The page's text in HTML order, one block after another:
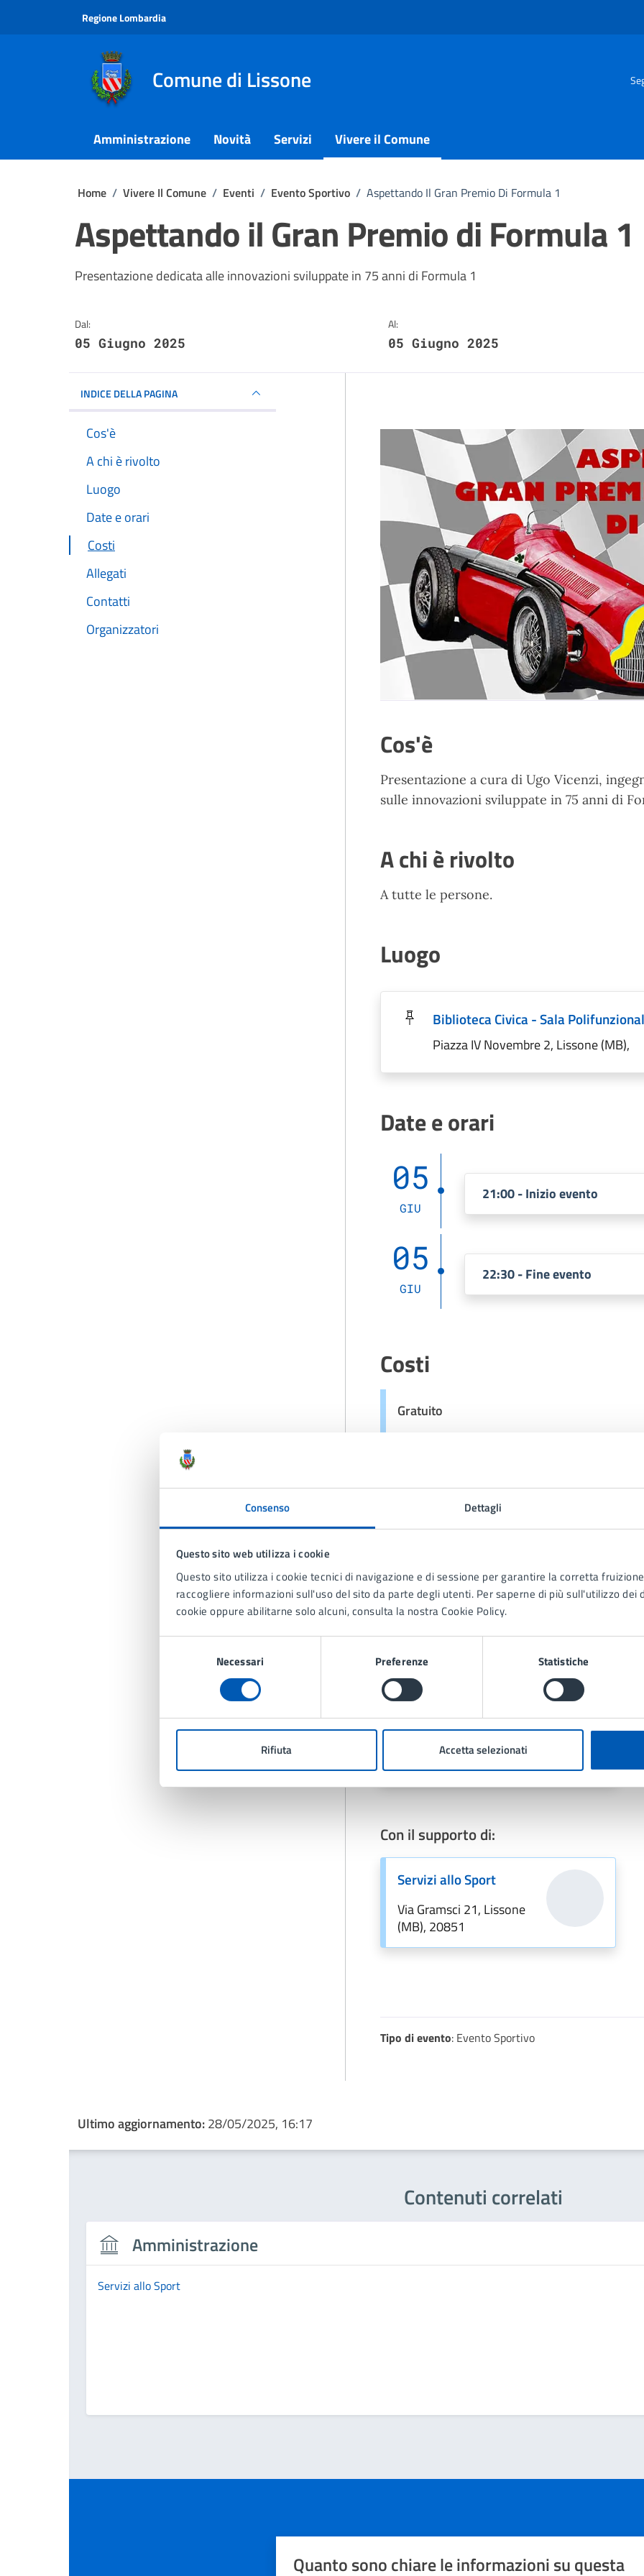
Consenso Dettagli
Questo sito web utilizza i cookie
Questo sito utilizza i cookie tecnici di navigazione e di sessione per garantire la corretta
raccogliere informazioni sull'uso del sito da parte degli utenti. Per saperne di più sull'utilizzo dei
cookie oppure abilitarne solo alcuni, consulta la nostra Cookie Policy.
Necessari Preferenze Statistiche
Rifiuta Accetta selezionati
Regione Lombardia
Comune di Lissone
Amministrazione Novità Servizi Vivere il Comune
Home / Vivere Il Comune / Eventi / Evento Sportivo / Aspettando Il Gran Premio Di Formula 1
Aspettando il Gran Premio di Formula 1
Presentazione dedicata alle innovazioni sviluppate in 75 anni di Formula 1
Dal:
05 Giugno 2025
Al:
05 Giugno 2025
INDICE DELLA PAGINA
Cos'è
A chi è rivolto
Luogo
Date e orari
Costi
Allegati
Contatti
Organizzatori
Cos'è
Presentazione a cura di Ugo Vicenzi,
sulle innovazioni sviluppate in 75 anni di
A chi è rivolto
A tutte le persone.
Luogo
Biblioteca Civica - Sala
Piazza IV Novembre 2, Lissone (MB),
Date e orari
05
GIU
21:00 - Inizio evento
05
GIU
22:30 - Fine evento
Costi
Gratuito
Allegati
Contatti
Servizi allo Sport
E-mail:sport@comune.lissone.mb.it
pec@comunedilissone.it
Con il supporto di:
Servizi allo Sport
Via Gramsci 21, Lissone
(MB), 20851
Tipo di evento: Evento Sportivo
Ultimo aggiornamento:28/05/2025, 16:17
Contenuti correlati
Amministrazione
Servizi allo Sport
Quanto sono chiare le informazioni su questa